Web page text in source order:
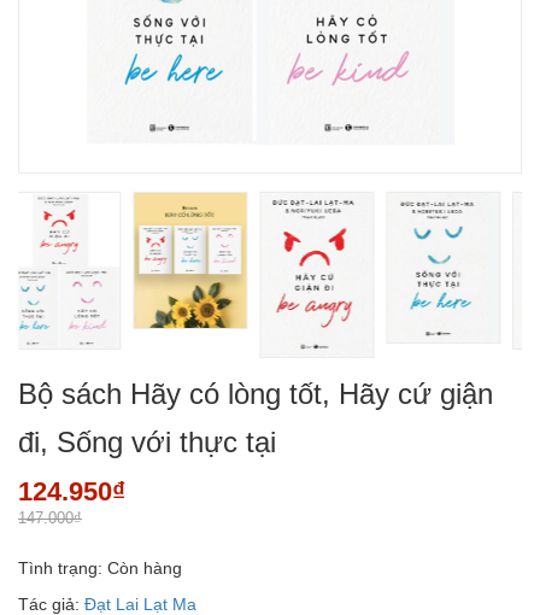
Bộ sách Hãy có lòng tốt, Hãy cứ giận
đi, Sống với thực tại
124.950₫
147.000₫
Tình trạng: Còn hàng
Tác giả: Đạt Lai Lạt Ma